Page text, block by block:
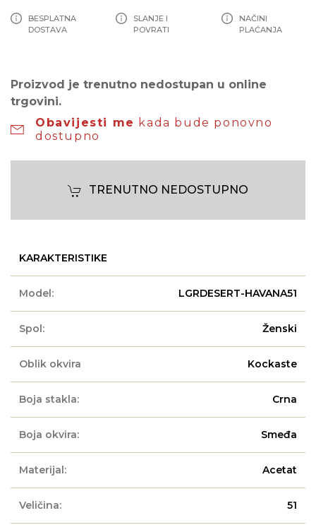
BESPLATNA
DOSTAVA
SLANJE I
POVRATI
NAČINI
PLAĆANJA
Proizvod je trenutno nedostupan u online
trgovini.
Obavijesti me kada bude ponovno
dostupno
TRENUTNO NEDOSTUPNO
KARAKTERISTIKE
Model: LGRDESERT-HAVANA51
Spol: Ženski
Oblik okvira Kockaste
Boja stakla: Crna
Boja okvira: Smeđa
Materijal: Acetat
Veličina: 51